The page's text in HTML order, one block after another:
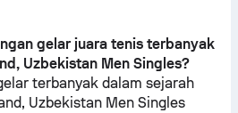
gelar juara tenis terbanyak
Uzbekistan Men Singles?
terbanyak dalam sejarah
Uzbekistan Men Singles